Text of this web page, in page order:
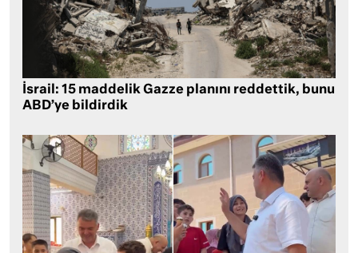
İsrail: 15 maddelik Gazze planını reddettik, bunu
ABD’ye bildirdik